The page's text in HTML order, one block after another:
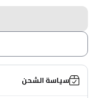
سياسة الشحن